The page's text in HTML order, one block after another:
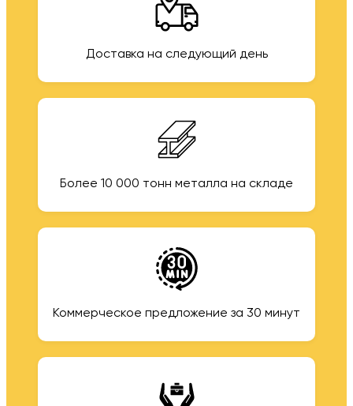
Доставка на следующий день
Более 10 000 тонн металла на складе
Коммерческое предложение за 30 минут